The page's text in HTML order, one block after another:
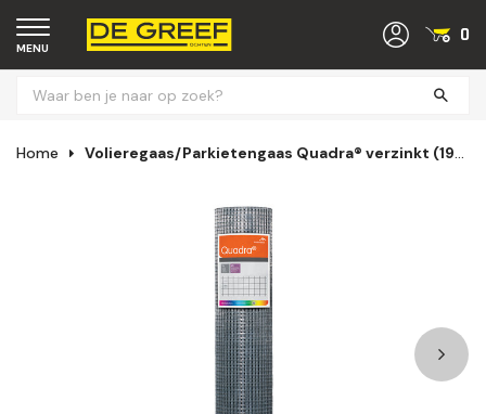
MENU
0
Home Volieregaas/Parkietengaas Quadra® verzinkt (19x1,45 mm) 61 t/m 122 cm